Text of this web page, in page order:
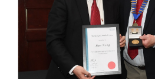
校友讲坛
校友视界
实用信息
总会章程
理事会名单
制度法规